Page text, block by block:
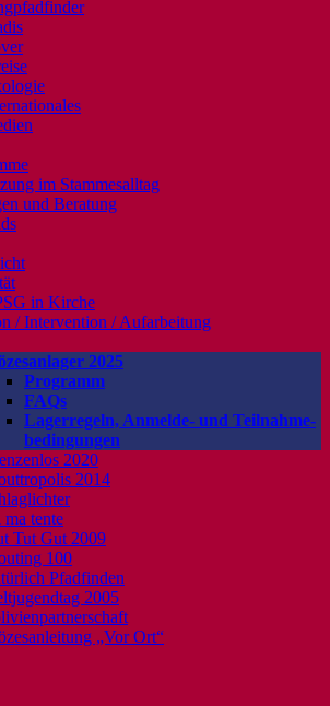
im Stammesalltag
und Beratung
in Kirche
/ Intervention / Aufarbeitung
2025
Programm
FAQs
Lagerregeln, Anmelde- und Teilnahme-
bedingungen
2020
2014
ma tente
Tut Gut 2009
100
Pfadfinden
2005
„Vor Ort“